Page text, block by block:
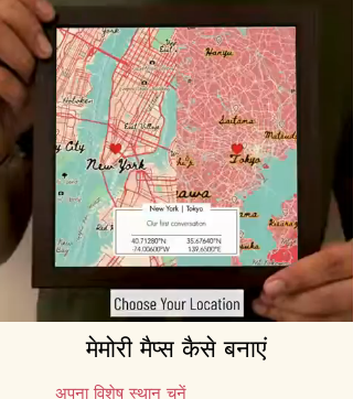
मेमोरी मैप्स कैसे बनाएं
अपना विशेष स्थान चुनें